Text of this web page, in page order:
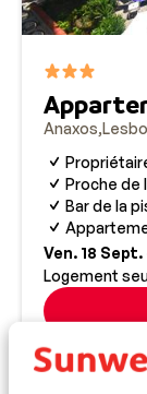
Anaxos
Proche de
Bar de la
Ven. 18
Logement